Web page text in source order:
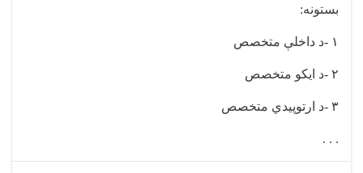
بستونه:
۱ -د داخلې متخصص
۲ -د ایکو متخصص
۳ -د ارتوپیدي متخصص
. . .